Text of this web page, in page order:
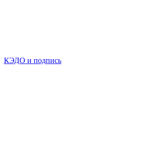
КЭДО и подпись